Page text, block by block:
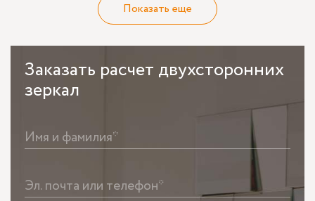
Показать еще
Заказать расчет двухсторонних
зеркал
Имя и фамилия*
Эл. почта или телефон*